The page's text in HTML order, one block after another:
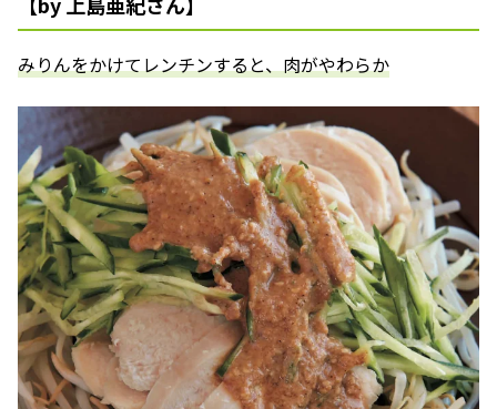
みりんをかけてレンチンすると、肉がやわらか